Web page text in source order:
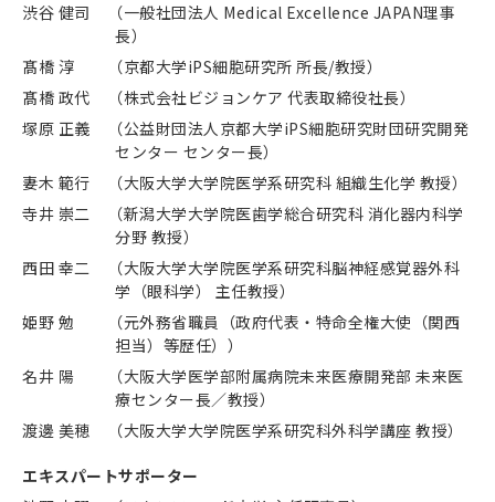
渋谷 健司
（一般社団法人 Medical Excellence JAPAN理事
長）
髙橋 淳
（京都大学iPS細胞研究所 所長/教授）
髙橋 政代
（株式会社ビジョンケア 代表取締役社長）
塚原 正義
（公益財団法人京都大学iPS細胞研究財団研究開発
センター センター長）
妻木 範行
（大阪大学大学院医学系研究科 組織生化学 教授）
寺井 崇二
（新潟大学大学院医歯学総合研究科 消化器内科学
分野 教授）
西田 幸二
（大阪大学大学院医学系研究科脳神経感覚器外科
学（眼科学） 主任教授）
姫野 勉
（元外務省職員（政府代表・特命全権大使（関西
担当）等歴任））
名井 陽
（大阪大学医学部附属病院未来医療開発部 未来医
療センター長／教授）
渡邊 美穂
（大阪大学大学院医学系研究科外科学講座 教授）
エキスパートサポーター